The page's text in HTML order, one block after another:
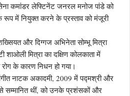
कमांडर लेफ्टिनेंट जनरल मनोज पांडे को
में नियुक्त करने के प्रस्ताव को मंजूरी
और दिग्गज अभिनेता सोम्भू मित्रा
शाओली मित्रा का दक्षिण कोलकाता में
के कारण निधन हो गया।
नाटक अकादमी, 2009 में पद्मश्री और
सम्मानित थीं, को उनके प्रशंसकों और